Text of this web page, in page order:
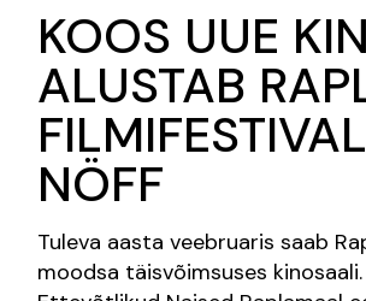
KOOS UUE
ALUSTAB
FILMIFESTIVAL
NÖFF
Tuleva aasta veebruaris saab
moodsa täisvõimsuses kinosaali.